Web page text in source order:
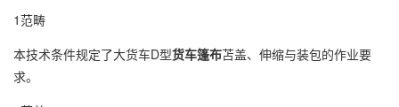
1范畴
本技术条件规定了大货车D型货车篷布苫盖、伸缩与装包的作业要
求。